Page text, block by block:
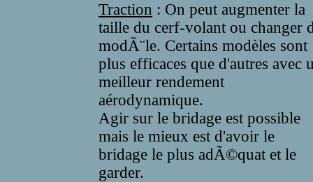
Traction : On peut augmenter la
taille du cerf-volant ou changer
modÃ¨le. Certains modèles sont
plus efficaces que d'autres avec
meilleur rendement
aérodynamique.
Agir sur le bridage est possible
mais le mieux est d'avoir le
bridage le plus adÃ©quat et le
garder.